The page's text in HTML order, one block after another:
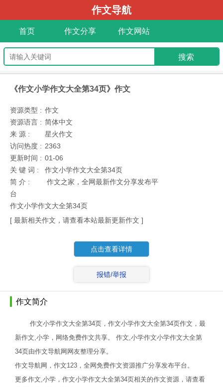
作文导航
首页 作文分享 作文网站
《作文小学作文大全第34页》作文
资源类型 : 作文
资源语言 : 简体中文
来 源 :
星火作文
访问热度 : 2363
更新时间 : 01-06
关 键 词 :
作文小学作文大全第34页
简 介 :
作文之家，全网最新作文分享发布平
台
作文小学作文大全第34页
[ 最新相关作文，请查看本站最新更新作文 ]
点击查看详情
报错/举报
作文简介
作文小学作文大全第34页，作文小学作文大全第34页作文，最
新作文,小学，网络免费作文共享。 作文,小学作文小学作文大全第
34页由作文导航网网友整理分享。
作文导航网，作文123，全网免费作文资源推广分享发布平台。
更多作文,小学，作文小学作文大全第34页相关的作文资源，请查看